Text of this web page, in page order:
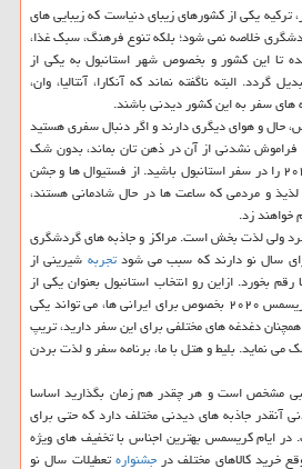
تركیه یكی از كشورهای زیبای دنیاست كه زیبایی های
خلاصه نمی شود؛ بلكه تنوع فرهنگ، سبك غذا،
این كشور و بخصوص شهر استانبول به یكی از
البته ناگفته نماند كه آنكارا، آنتالیا، وان،
سفر به این كشور دیدنی باشند.
حال و هوای دیگری دارند و اگر دنبال سفری هستید
فراموش نشدنی از آن در ذهن تان بماند، بدون شك
حالا زمان آن رسیده كه ژانویه ۲۰۲۰ را در سفر استانبول باشید. از فستیوال ها و جشن
و مردمی كه ساعت ها در حال شادمانی هستند،
زد.
ولی لذت بخش است. مراكز و جاذبه های گردشگری
سال نو دارند كه سبب می شودتجربه شیرینی از
بخورد. ازاین رو انتخاب استانبول بعنوان یكی از
بهترین مقاصد گردشگری برای كریسمس ۲۰۲۰ بخصوص برای ایرانی ها، می تواند یكی
همچنان دغدغه های مختلفی برای این سفر دارید، تریپ
نماید. بلیط و هتل با ما، برنامه سفر و لذت بردن
مشخص است و هر چقدر هم زمان بگذارید اساسا
آنقدر جاذبه های دیدنی مختلف دارد كه حتی برای
ایام كریسمس بهترین اجناس با تخفیف های ویژه
خرید كالاهای مختلف درجشنوارهتعطیلات سال نو